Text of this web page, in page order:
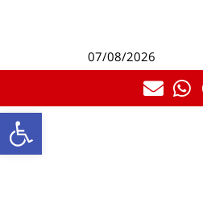
פתח
07/08/2026